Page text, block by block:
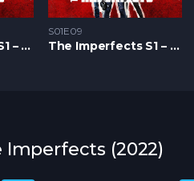
The Imperfects S1 – Epizoda 08
S01E09
The Imperfects S1 – Epizoda 09
Imperfects (2022)